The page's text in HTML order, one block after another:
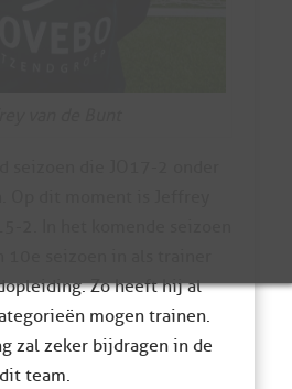
Zo heeft hij al
mogen trainen.
zal zeker bijdragen in de
team.